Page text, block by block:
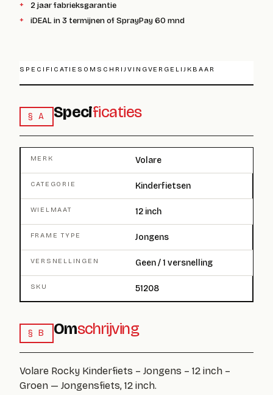
2 jaar fabrieksgarantie
iDEAL in 3 termijnen of SprayPay 60 mnd
SPECIFICATIES OMSCHRIJVINGVERGELIJKBAAR
§ A Specificaties
MERK Volare
CATEGORIE Kinderfietsen
WIELMAAT 12 inch
FRAME TYPE Jongens
VERSNELLINGEN Geen / 1 versnelling
SKU 51208
§ B Omschrijving
Volare Rocky Kinderfiets – Jongens – 12 inch –
Groen — Jongensfiets, 12 inch.